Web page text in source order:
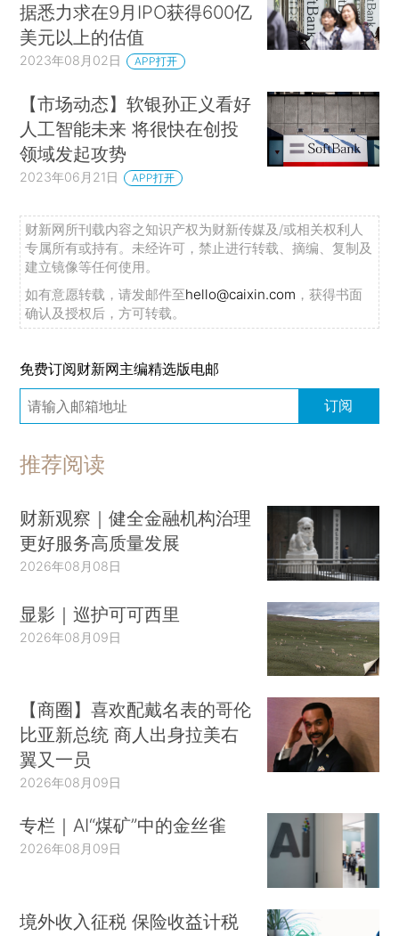
据悉力求在9月IPO获得600亿
美元以上的估值
2023年08月02日 APP打开
【市场动态】软银孙正义看好
人工智能未来 将很快在创投
领域发起攻势
2023年06月21日 APP打开
财新网所刊载内容之知识产权为财新传媒及/或相关权利人
专属所有或持有。未经许可，禁止进行转载、摘编、复制及
建立镜像等任何使用。
如有意愿转载，请发邮件至hello@caixin.com ，获得书面
确认及授权后，方可转载。
免费订阅财新网主编精选版电邮
订阅
推荐阅读
财新观察｜健全金融机构治理
更好服务高质量发展
2026年08月08日
显影｜巡护可可西里
2026年08月09日
【商圈】喜欢配戴名表的哥伦
比亚新总统 商人出身拉美右
翼又一员
2026年08月09日
专栏｜AI“煤矿”中的金丝雀
2026年08月09日
境外收入征税 保险收益计税